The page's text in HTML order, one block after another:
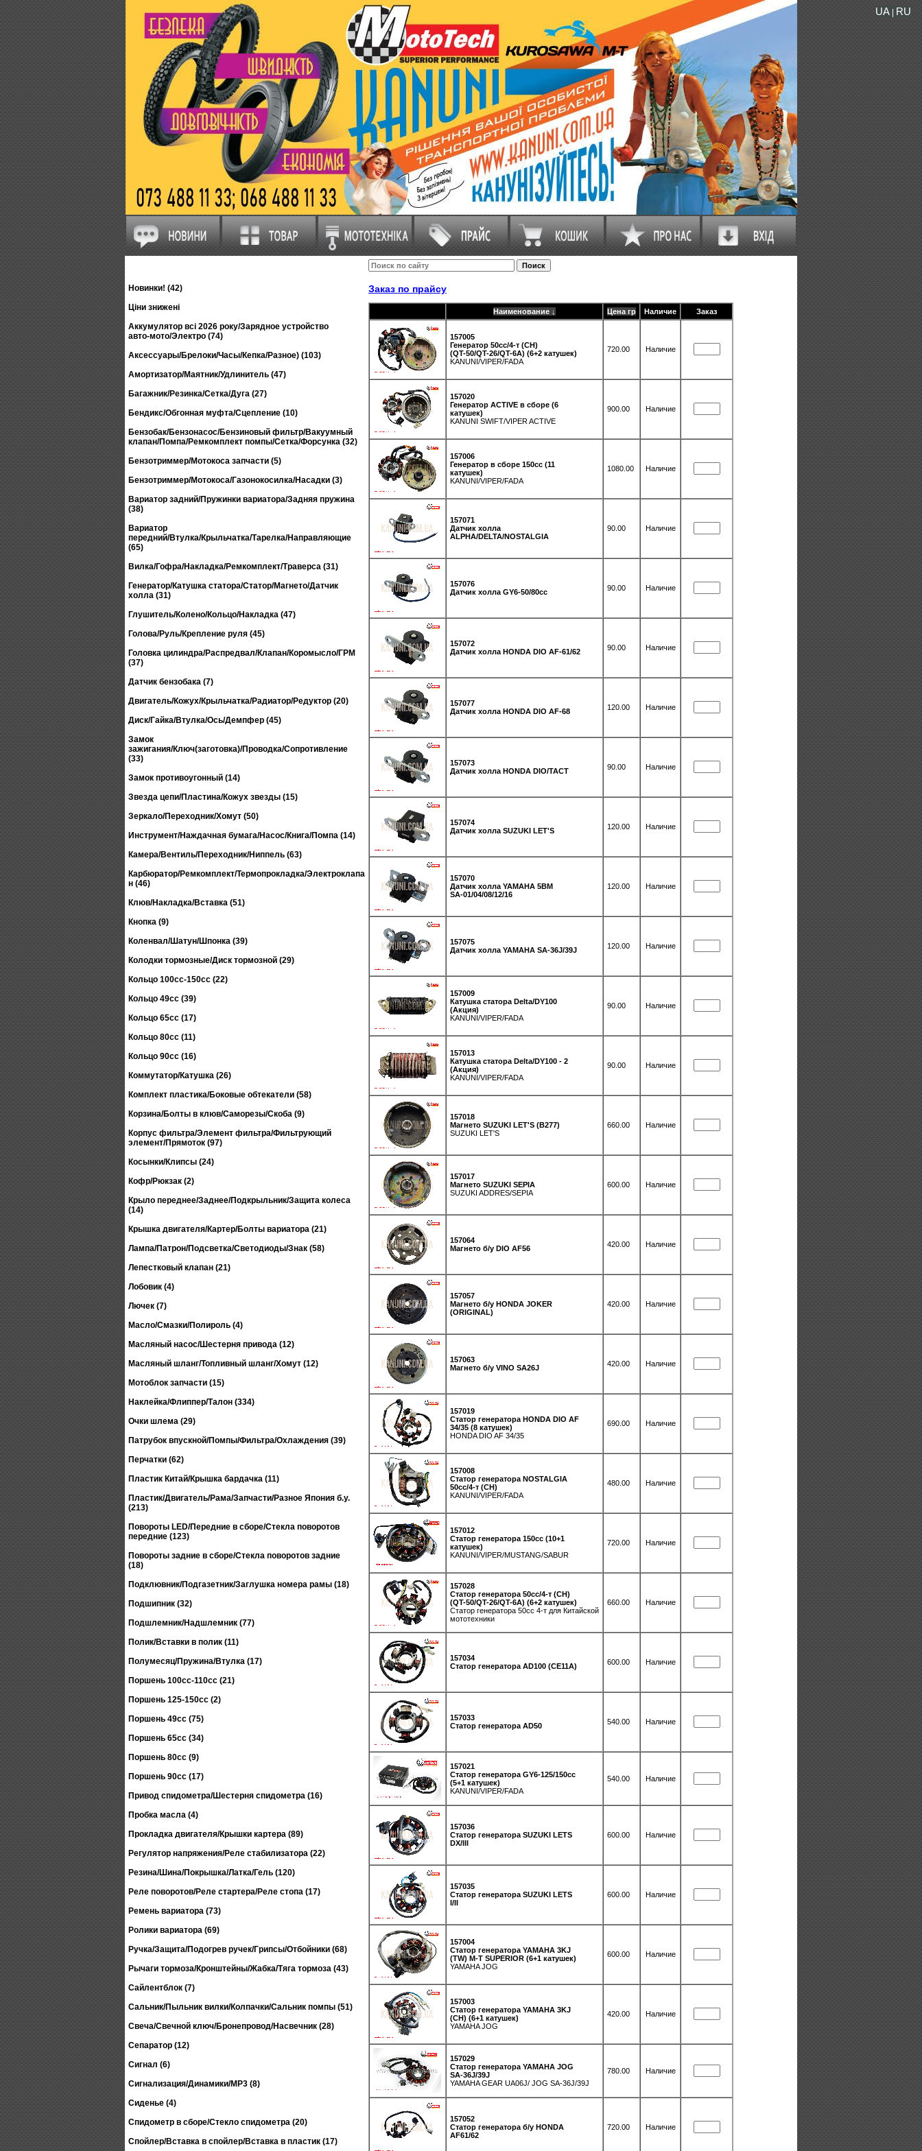
UA RU
Новинки! (42)
Ціни знижені
Аккумулятор всі 2026 року/Зарядное устройство
авто-мото/Электро (74)
Аксессуары/Брелоки/Часы/Кепка/Разное) (103)
Амортизатор/Маятник/Удлинитель (47)
Багажник/Резинка/Сетка/Дуга (27)
Бендикс/Обгонная муфта/Сцепление (10)
Бензобак/Бензонасос/Бензиновый фильтр/Вакуумный
клапан/Помпа/Ремкомплект помпы/Сетка/Форсунка (32)
Бензотриммер/Мотокоса запчасти (5)
Бензотриммер/Мотокоса/Газонокосилка/Насадки (3)
Вариатор задний/Пружинки вариатора/Задняя пружина
(38)
Вариатор
передний/Втулка/Крыльчатка/Тарелка/Направляющие
(65)
Вилка/Гофра/Накладка/Ремкомплект/Траверса (31)
Генератор/Катушка статора/Статор/Магнето/Датчик
холла (31)
Глушитель/Колено/Кольцо/Накладка (47)
Голова/Руль/Крепление руля (45)
Головка цилиндра/Распредвал/Клапан/Коромысло/ГРМ
(37)
Датчик бензобака (7)
Двигатель/Кожух/Крыльчатка/Радиатор/Редуктор (20)
Диск/Гайка/Втулка/Ось/Демпфер (45)
Замок
зажигания/Ключ(заготовка)/Проводка/Сопротивление
(33)
Замок противоугонный (14)
Звезда цепи/Пластина/Кожух звезды (15)
Зеркало/Переходник/Хомут (50)
Инструмент/Наждачная бумага/Насос/Книга/Помпа (14)
Камера/Вентиль/Переходник/Ниппель (63)
Карбюратор/Ремкомплект/Термопрокладка/Электроклапа
н (46)
Клюв/Накладка/Вставка (51)
Кнопка (9)
Коленвал/Шатун/Шпонка (39)
Колодки тормозные/Диск тормозной (29)
Кольцо 100сс-150сс (22)
Кольцо 49сс (39)
Кольцо 65сс (17)
Кольцо 80сс (11)
Кольцо 90сс (16)
Коммутатор/Катушка (26)
Комплект пластика/Боковые обтекатели (58)
Корзина/Болты в клюв/Саморезы/Скоба (9)
Корпус фильтра/Элемент фильтра/Фильтрующий
элемент/Прямоток (97)
Косынки/Клипсы (24)
Кофр/Рюкзак (2)
Крыло переднее/Заднее/Подкрыльник/Защита колеса
(14)
Крышка двигателя/Картер/Болты вариатора (21)
Лампа/Патрон/Подсветка/Светодиоды/Знак (58)
Лепестковый клапан (21)
Лобовик (4)
Лючек (7)
Масло/Смазки/Полироль (4)
Масляный насос/Шестерня привода (12)
Масляный шланг/Топливный шланг/Хомут (12)
Мотоблок запчасти (15)
Наклейка/Флиппер/Талон (334)
Очки шлема (29)
Патрубок впускной/Помпы/Фильтра/Охлаждения (39)
Перчатки (62)
Пластик Китай/Крышка бардачка (11)
Пластик/Двигатель/Рама/Запчасти/Разное Япония б.у.
(213)
Повороты LED/Передние в сборе/Стекла поворотов
передние (123)
Повороты задние в сборе/Стекла поворотов задние
(18)
Подклювник/Подгазетник/Заглушка номера рамы (18)
Подшипник (32)
Подшлемник/Надшлемник (77)
Полик/Вставки в полик (11)
Полумесяц/Пружина/Втулка (17)
Поршень 100сс-110сс (21)
Поршень 125-150сс (2)
Поршень 49сс (75)
Поршень 65сс (34)
Поршень 80сс (9)
Поршень 90сс (17)
Привод спидометра/Шестерня спидометра (16)
Пробка масла (4)
Прокладка двигателя/Крышки картера (89)
Регулятор напряжения/Реле стабилизатора (22)
Резина/Шина/Покрышка/Латка/Гель (120)
Реле поворотов/Реле стартера/Реле стопа (17)
Ремень вариатора (73)
Ролики вариатора (69)
Ручка/Защита/Подогрев ручек/Грипсы/Отбойники (68)
Рычаги тормоза/Кронштейны/Жабка/Тяга тормоза (43)
Сайлентблок (7)
Сальник/Пыльник вилки/Колпачки/Сальник помпы (51)
Свеча/Свечной ключ/Бронепровод/Насвечник (28)
Сепаратор (12)
Сигнал (6)
Сигнализация/Динамики/MP3 (8)
Сиденье (4)
Спидометр в сборе/Стекло спидометра (20)
Спойлер/Вставка в спойлер/Вставка в пластик (17)
Заказ по прайсу
Наименование ↓ Цена гр Наличие Заказ
157005
Генератор 50cc/4-т (CH)
(QT-50/QT-26/QT-6A) (6+2 катушек)
KANUNI/VIPER/FADA
720.00 Наличие
157020
Генератор ACTIVE в сборе (6
катушек)
KANUNI SWIFT/VIPER ACTIVE
900.00 Наличие
157006
Генератор в сборе 150сс (11
катушек)
KANUNI/VIPER/FADA
1080.00 Наличие
157071
Датчик холла
ALPHA/DELTA/NOSTALGIA
90.00 Наличие
157076
Датчик холла GY6-50/80cc
90.00 Наличие
157072
Датчик холла HONDA DIO AF-61/62
90.00 Наличие
157077
Датчик холла HONDA DIO AF-68
120.00 Наличие
157073
Датчик холла HONDA DIO/TACT
90.00 Наличие
157074
Датчик холла SUZUKI LET'S
120.00 Наличие
157070
Датчик холла YAMAHA 5BM
SA-01/04/08/12/16
120.00 Наличие
157075
Датчик холла YAMAHA SA-36J/39J
120.00 Наличие
157009
Катушка статора Delta/DY100
(Акция)
KANUNI/VIPER/FADA
90.00 Наличие
157013
Катушка статора Delta/DY100 - 2
(Акция)
KANUNI/VIPER/FADA
90.00 Наличие
157018
Магнето SUZUKI LET'S (B277)
SUZUKI LET'S
660.00 Наличие
157017
Магнето SUZUKI SEPIA
SUZUKI ADDRES/SEPIA
600.00 Наличие
157064
Магнето б/у DIO AF56
420.00 Наличие
157057
Магнето б/у HONDA JOKER
(ORIGINAL)
420.00 Наличие
157063
Магнето б/у VINO SA26J
420.00 Наличие
157019
Статор генератора HONDA DIO AF
34/35 (8 катушек)
HONDA DIO AF 34/35
690.00 Наличие
157008
Статор генератора NOSTALGIA
50cc/4-т (CH)
KANUNI/VIPER/FADA
480.00 Наличие
157012
Статор генератора 150сс (10+1
катушек)
KANUNI/VIPER/MUSTANG/SABUR
720.00 Наличие
157028
Статор генератора 50cc/4-т (CH)
(QT-50/QT-26/QT-6A) (6+2 катушек)
Статор генератора 50сс 4-т для Китайской
мототехники
660.00 Наличие
157034
Статор генератора AD100 (СЕ11А)
600.00 Наличие
157033
Статор генератора AD50
540.00 Наличие
157021
Статор генератора GY6-125/150cc
(5+1 катушек)
KANUNI/VIPER/FADA
540.00 Наличие
157036
Статор генератора SUZUKI LETS
DX/III
600.00 Наличие
157035
Статор генератора SUZUKI LETS
I/II
600.00 Наличие
157004
Статор генератора YAMAHA 3KJ
(TW) M-T SUPERIOR (6+1 катушек)
YAMAHA JOG
600.00 Наличие
157003
Статор генератора YAMAHA 3KJ
(CH) (6+1 катушек)
YAMAHA JOG
420.00 Наличие
157029
Статор генератора YAMAHA JOG
SA-36J/39J
YAMAHA GEAR UA06J/ JOG SA-36J/39J
780.00 Наличие
157052
Статор генератора б/у HONDA
AF61/62
720.00 Наличие